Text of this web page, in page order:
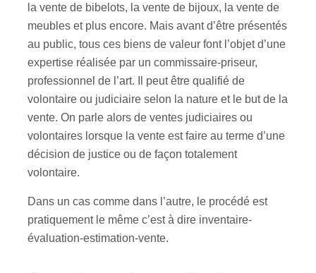
la vente de bibelots, la vente de bijoux, la vente de
meubles et plus encore. Mais avant d’être présentés
au public, tous ces biens de valeur font l’objet d’une
expertise réalisée par un commissaire-priseur,
professionnel de l’art. Il peut être qualifié de
volontaire ou judiciaire selon la nature et le but de la
vente. On parle alors de ventes judiciaires ou
volontaires lorsque la vente est faire au terme d’une
décision de justice ou de façon totalement
volontaire.
Dans un cas comme dans l’autre, le procédé est
pratiquement le même c’est à dire inventaire-
évaluation-estimation-vente.